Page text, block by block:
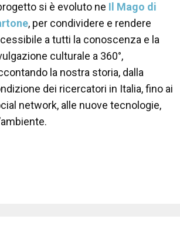
si è evoluto ne Il Mago di
, per condividere e rendere
a tutti la conoscenza e la
culturale a 360°,
la nostra storia, dalla
dei ricercatori in Italia, fino ai
network, alle nuove tecnologie,